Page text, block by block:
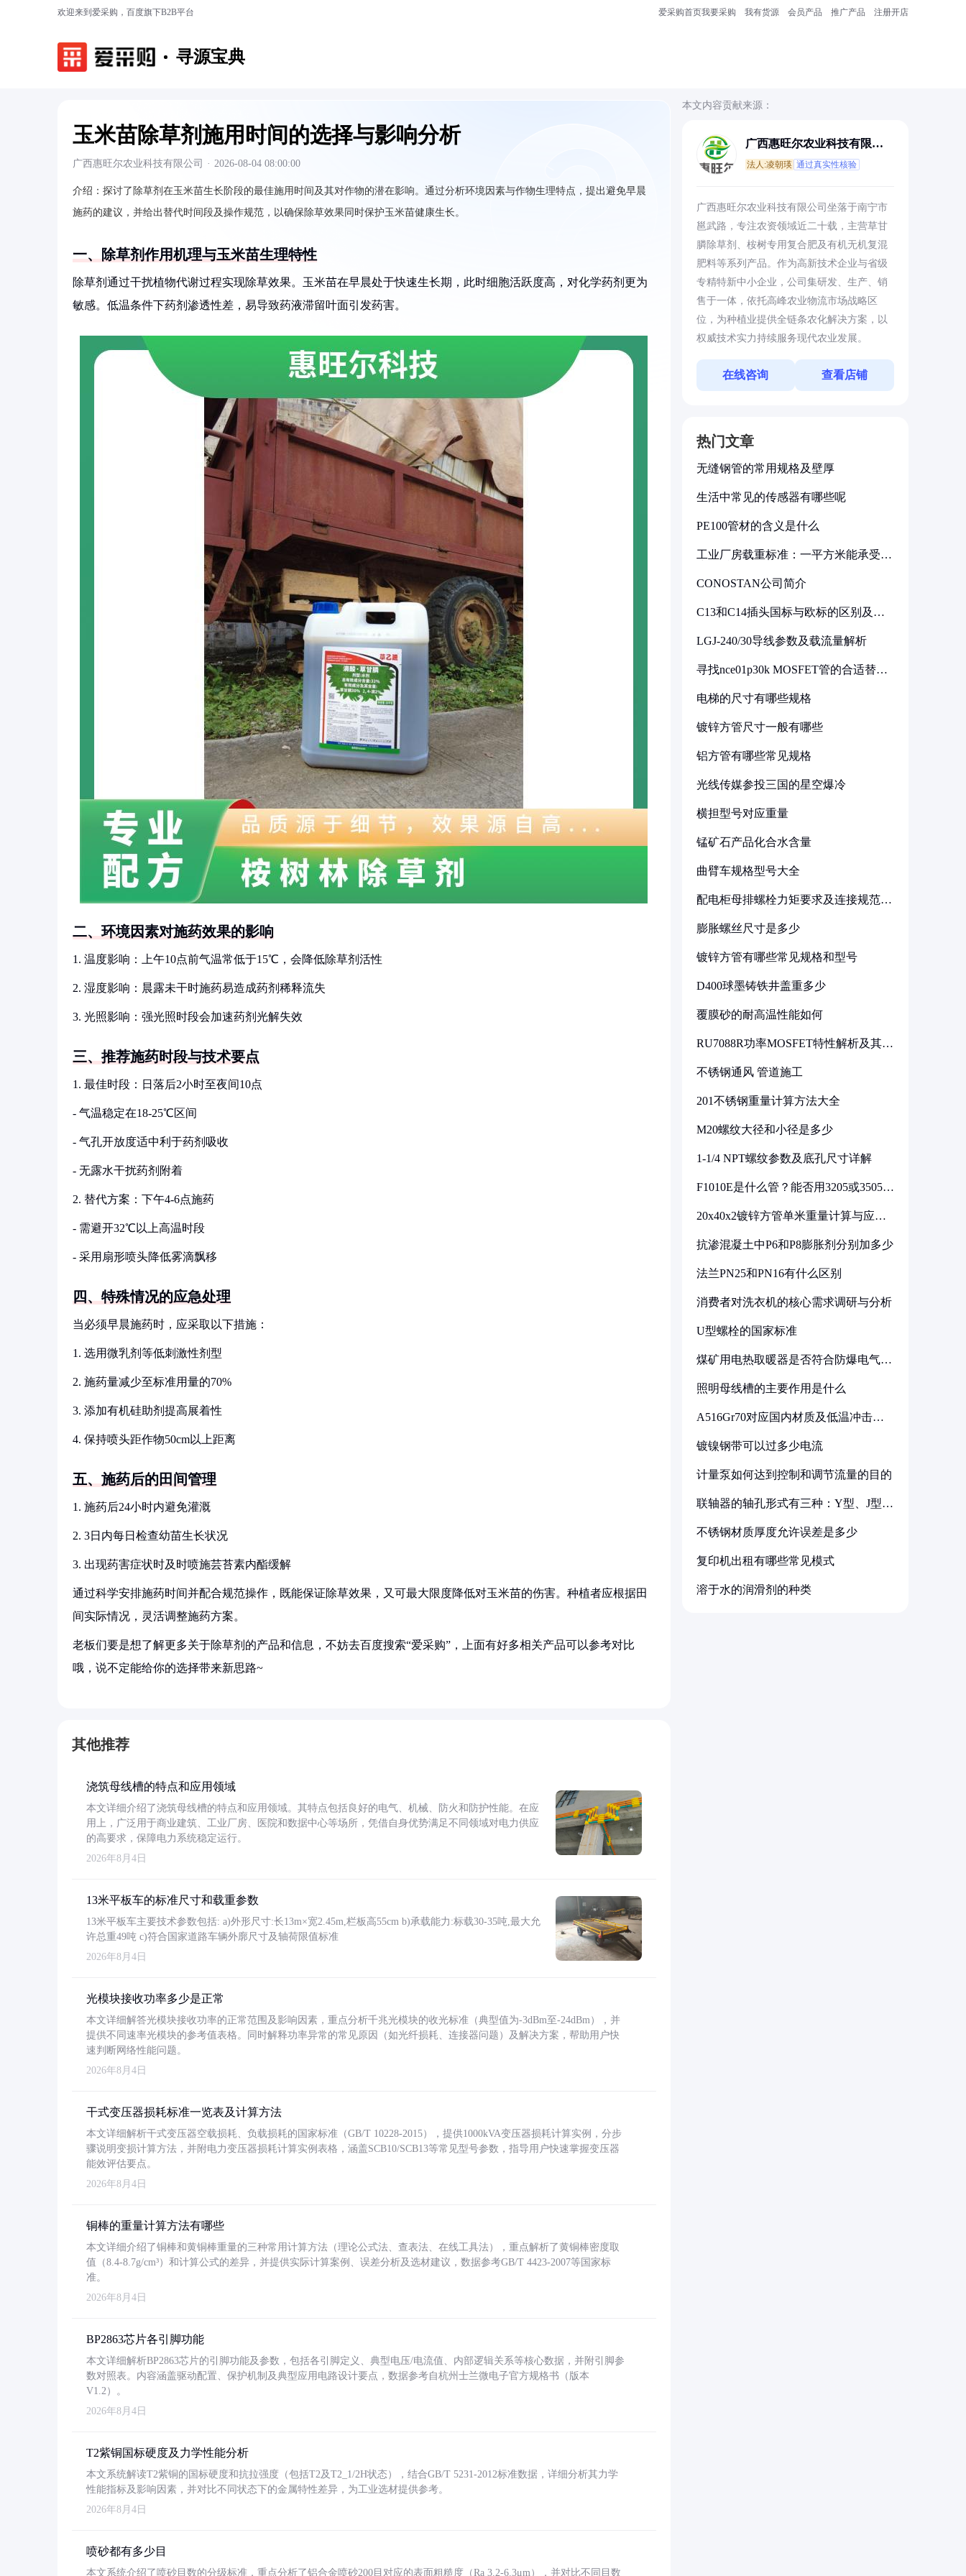
欢迎来到爱采购，百度旗下B2B平台 爱采购首页我要采购 我有货源 会员产品 推广产品 注册开店
寻源宝典
玉米苗除草剂施用时间的选择与影响分析
广西惠旺尔农业科技有限公司 · 2026-08-04 08:00:00
介绍： 探讨了除草剂在玉米苗生长阶段的最佳施用时间及其对作物的潜在影响。通过分析环境因素与作物生理特点，提出避免早晨
施药的建议，并给出替代时间段及操作规范，以确保除草效果同时保护玉米苗健康生长。
一、除草剂作用机理与玉米苗生理特性
除草剂通过干扰植物代谢过程实现除草效果。玉米苗在早晨处于快速生长期，此时细胞活跃度高，对化学药剂更为
敏感。低温条件下药剂渗透性差，易导致药液滞留叶面引发药害。
二、环境因素对施药效果的影响
1. 温度影响：上午10点前气温常低于15℃，会降低除草剂活性
2. 湿度影响：晨露未干时施药易造成药剂稀释流失
3. 光照影响：强光照时段会加速药剂光解失效
三、推荐施药时段与技术要点
1. 最佳时段：日落后2小时至夜间10点
- 气温稳定在18-25℃区间
- 气孔开放度适中利于药剂吸收
- 无露水干扰药剂附着
2. 替代方案：下午4-6点施药
- 需避开32℃以上高温时段
- 采用扇形喷头降低雾滴飘移
四、特殊情况的应急处理
当必须早晨施药时，应采取以下措施：
1. 选用微乳剂等低刺激性剂型
2. 施药量减少至标准用量的70%
3. 添加有机硅助剂提高展着性
4. 保持喷头距作物50cm以上距离
五、施药后的田间管理
1. 施药后24小时内避免灌溉
2. 3日内每日检查幼苗生长状况
3. 出现药害症状时及时喷施芸苔素内酯缓解
通过科学安排施药时间并配合规范操作，既能保证除草效果，又可最大限度降低对玉米苗的伤害。种植者应根据田
间实际情况，灵活调整施药方案。
老板们要是想了解更多关于除草剂的产品和信息，不妨去百度搜索“爱采购”，上面有好多相关产品可以参考对比
哦，说不定能给你的选择带来新思路~
其他推荐
浇筑母线槽的特点和应用领域
本文详细介绍了浇筑母线槽的特点和应用领域。其特点包括良好的电气、机械、防火和防护性能。在应
用上，广泛用于商业建筑、工业厂房、医院和数据中心等场所，凭借自身优势满足不同领域对电力供应
的高要求，保障电力系统稳定运行。
2026年8月4日
13米平板车的标准尺寸和载重参数
13米平板车主要技术参数包括: a)外形尺寸:长13m×宽2.45m,栏板高55cm b)承载能力:标载30-35吨,最大允
许总重49吨 c)符合国家道路车辆外廓尺寸及轴荷限值标准
2026年8月4日
光模块接收功率多少是正常
本文详细解答光模块接收功率的正常范围及影响因素，重点分析千兆光模块的收光标准（典型值为-3dBm至-24dBm），并
提供不同速率光模块的参考值表格。同时解释功率异常的常见原因（如光纤损耗、连接器问题）及解决方案，帮助用户快
速判断网络性能问题。
2026年8月4日
干式变压器损耗标准一览表及计算方法
本文详细解析干式变压器空载损耗、负载损耗的国家标准（GB/T 10228-2015），提供1000kVA变压器损耗计算实例，分步
骤说明变损计算方法，并附电力变压器损耗计算实例表格，涵盖SCB10/SCB13等常见型号参数，指导用户快速掌握变压器
能效评估要点。
2026年8月4日
铜棒的重量计算方法有哪些
本文详细介绍了铜棒和黄铜棒重量的三种常用计算方法（理论公式法、查表法、在线工具法），重点解析了黄铜棒密度取
值（8.4-8.7g/cm³）和计算公式的差异，并提供实际计算案例、误差分析及选材建议，数据参考GB/T 4423-2007等国家标
准。
2026年8月4日
BP2863芯片各引脚功能
本文详细解析BP2863芯片的引脚功能及参数，包括各引脚定义、典型电压/电流值、内部逻辑关系等核心数据，并附引脚参
数对照表。内容涵盖驱动配置、保护机制及典型应用电路设计要点，数据参考自杭州士兰微电子官方规格书（版本
V1.2）。
2026年8月4日
T2紫铜国标硬度及力学性能分析
本文系统解读T2紫铜的国标硬度和抗拉强度（包括T2及T2_1/2H状态），结合GB/T 5231-2012标准数据，详细分析其力学
性能指标及影响因素，并对比不同状态下的金属特性差异，为工业选材提供参考。
2026年8月4日
喷砂都有多少目
本文系统介绍了喷砂目数的分级标准，重点分析了铝合金喷砂200目对应的表面粗糙度（Ra 3.2-6.3μm），并对比不同目数
本文内容贡献来源：
广西惠旺尔农业科技有限公
法人:凌朝瑛 通过真实性核验
广西惠旺尔农业科技有限公司坐落于南宁市
邕武路，专注农资领域近二十载，主营草甘
膦除草剂、桉树专用复合肥及有机无机复混
肥料等系列产品。作为高新技术企业与省级
专精特新中小企业，公司集研发、生产、销
售于一体，依托高峰农业物流市场战略区
位，为种植业提供全链条农化解决方案，以
权威技术实力持续服务现代农业发展。
在线咨询 查看店铺
热门文章
无缝钢管的常用规格及壁厚
生活中常见的传感器有哪些呢
PE100管材的含义是什么
工业厂房载重标准：一平方米能承受多
CONOSTAN公司简介
C13和C14插头国标与欧标的区别及其
LGJ-240/30导线参数及载流量解析
寻找nce01p30k MOSFET管的合适替代
电梯的尺寸有哪些规格
镀锌方管尺寸一般有哪些
铝方管有哪些常见规格
光线传媒参投三国的星空爆冷
横担型号对应重量
锰矿石产品化合水含量
曲臂车规格型号大全
配电柜母排螺栓力矩要求及连接规范详
膨胀螺丝尺寸是多少
镀锌方管有哪些常见规格和型号
D400球墨铸铁井盖重多少
覆膜砂的耐高温性能如何
RU7088R功率MOSFET特性解析及其在
不锈钢通风 管道施工
201不锈钢重量计算方法大全
M20螺纹大径和小径是多少
1-1/4 NPT螺纹参数及底孔尺寸详解
F1010E是什么管？能否用3205或3505代
20x40x2镀锌方管单米重量计算与应用
抗渗混凝土中P6和P8膨胀剂分别加多少
法兰PN25和PN16有什么区别
消费者对洗衣机的核心需求调研与分析
U型螺栓的国家标准
煤矿用电热取暖器是否符合防爆电气设
照明母线槽的主要作用是什么
A516Gr70对应国内材质及低温冲击要
镀镍钢带可以过多少电流
计量泵如何达到控制和调节流量的目的
联轴器的轴孔形式有三种：Y型、J型、
不锈钢材质厚度允许误差是多少
复印机出租有哪些常见模式
溶于水的润滑剂的种类